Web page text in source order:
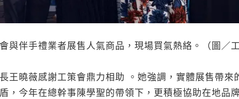
與伴手禮業者展售人氣商品，現場買氣熱絡。（圖／工
王曉薇感謝工策會鼎力相助 。她強調，實體展售帶
，今年在總幹事陳學聖的帶領下，更積極協助在地品